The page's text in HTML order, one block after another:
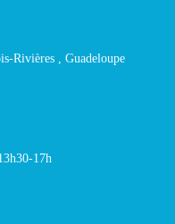
Rivières , Guadeloupe
17h